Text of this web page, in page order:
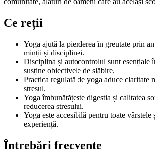
comunitate, alături de oameni care au același
Ce reții
Yoga ajută la pierderea în greutate prin
minții și disciplinei.
Disciplina și autocontrolul sunt esențiale
susține obiectivele de slăbire.
Practica regulată de yoga aduce claritate
stresul.
Yoga îmbunătățește digestia și calitatea
reducerea stresului.
Yoga este accesibilă pentru toate
experiență.
Întrebări frecvente